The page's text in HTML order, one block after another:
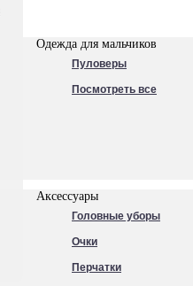
Одежда для мальчиков
Пуловеры
Посмотреть все
Аксессуары
Головные уборы
Очки
Перчатки